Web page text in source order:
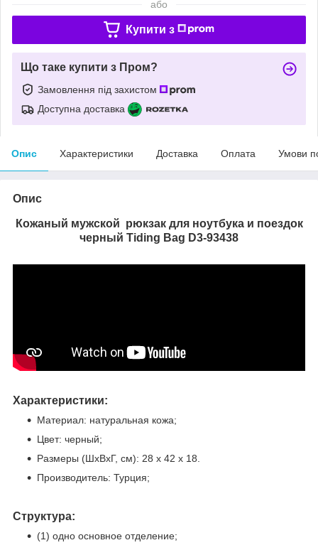
або
Купити з
Що таке купити з Пром?
Замовлення під захистом
Доступна доставка
Опис Характеристики Доставка Оплата Умови
Опис
Кожаный мужской рюкзак для ноутбука и поездок
черный Tiding Bag D3-93438
Характеристики:
Материал: натуральная кожа;
Цвет: черный;
Размеры (ШхВхГ, см): 28 х 42 х 18.
Производитель: Турция;
Структура:
(1) одно основное отделение;